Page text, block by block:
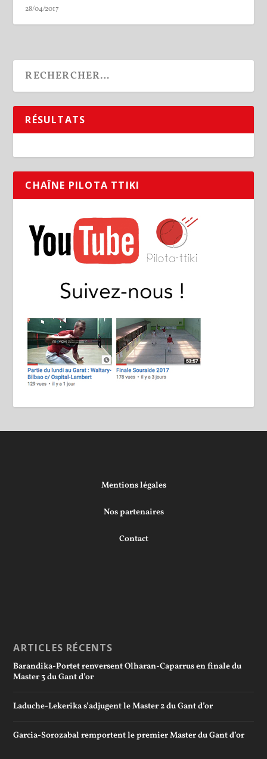
28/04/2017
RÉSULTATS
CHAÎNE PILOTA TTIKI
Mentions légales
Nos partenaires
Contact
ARTICLES RÉCENTS
Barandika-Portet renversent Olharan-Caparrus en finale du
Master 3 du Gant d’or
Laduche-Lekerika s’adjugent le Master 2 du Gant d’or
Garcia-Sorozabal remportent le premier Master du Gant d’or